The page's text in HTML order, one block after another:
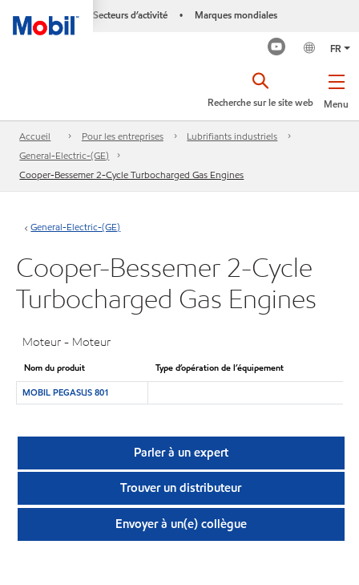
Secteurs d’activité • Marques mondiales
FR
Menu
Recherche sur le site web
Accueil Pour les entreprises
Lubrifiants industriels
General-Electric-(GE)
Cooper-Bessemer 2-Cycle Turbocharged Gas Engines
General-Electric-(GE)
Cooper-Bessemer 2-Cycle
Turbocharged Gas Engines
Moteur - Moteur
Nom du produit
Type d’opération de l’équipement
MOBIL PEGASUS 801
Parler à un expert
Trouver un distributeur
Envoyer à un(e) collègue